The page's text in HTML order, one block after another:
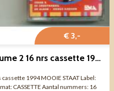
€ 3,-
The Greatest Hits '94 Volume 2 16 nrs cassette 1994 MOOI
1994 MOOIE STAAT Label:
CASSETTE Aantal nummers: 16